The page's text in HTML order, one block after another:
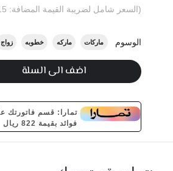
(السعر شامل لضريبة القيمة المضافة: 15%)
الوسوم ماركات ماركه خطوبه زواج
اضف الى السلة
فوائد بقيمة 822 ريال